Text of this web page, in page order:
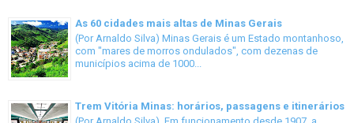
As 60 cidades mais altas de Minas Gerais
(Por Arnaldo Silva) Minas Gerais é um Estado montanhoso,
com "mares de morros ondulados", com dezenas de
municípios acima de 1000...
Trem Vitória Minas: horários, passagens e itinerários